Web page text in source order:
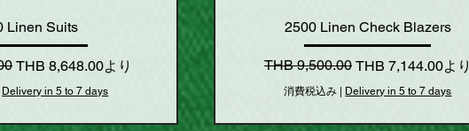
Linen Suits
THB 8,648.00より
Delivery in 5 to 7 days
2500 Linen Check Blazers
通常価格
THB 9,500.00 THB 7,144.00より
セール価格
消費税込み Delivery in 5 to 7 days